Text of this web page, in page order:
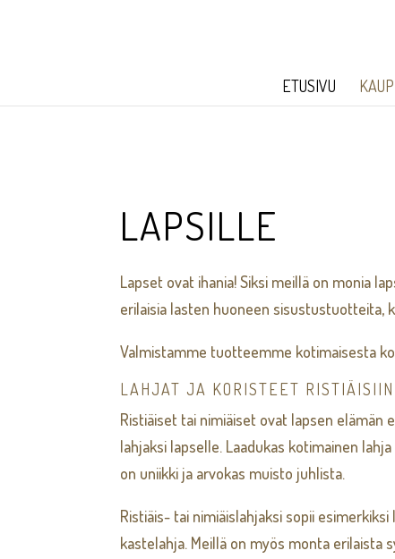
ETUSIVU
LAPSILLE
Lapset ovat ihania! Siksi meillä on monia
erilaisia lasten huoneen sisustustuotteita,
Valmistamme tuotteemme kotimaisesta
LAHJAT JA KORISTEET
Ristiäiset tai nimiäiset ovat lapsen
lahjaksi lapselle. Laadukas kotimainen
on uniikki ja arvokas muisto juhlista.
Ristiäis- tai nimiäislahjaksi sopii
kastelahja. Meillä on myös monta erilaista